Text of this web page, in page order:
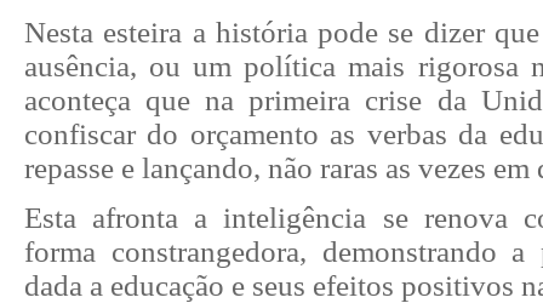
Nesta esteira a história pode se dizer
ausência, ou um política mais rigorosa
aconteça que na primeira crise da
confiscar do orçamento as verbas da
repasse e lançando, não raras as vezes em
Esta afronta a inteligência se renova
forma constrangedora, demonstrando
dada a educação e seus efeitos positivos